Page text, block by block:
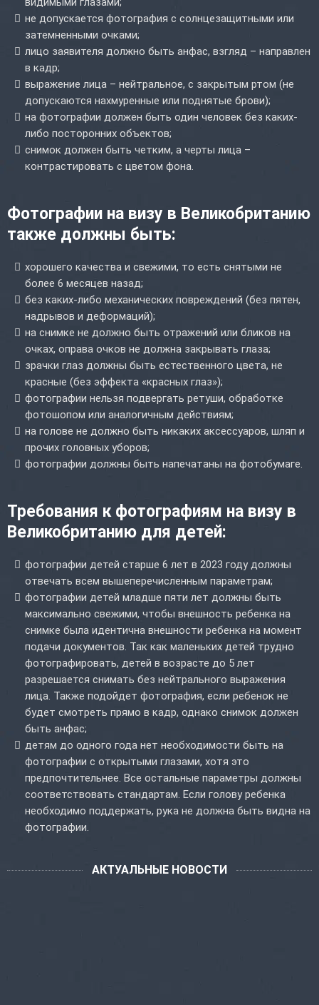
не допускается фотография с солнцезащитными или
затемненными очками;
лицо заявителя должно быть анфас, взгляд – направлен
в кадр;
выражение лица – нейтральное, с закрытым ртом (не
допускаются нахмуренные или поднятые брови);
на фотографии должен быть один человек без каких-
либо посторонних объектов;
снимок должен быть четким, а черты лица –
контрастировать с цветом фона.
Фотографии на визу в Великобританию
также должны быть:
хорошего качества и свежими, то есть снятыми не
более 6 месяцев назад;
без каких-либо механических повреждений (без пятен,
надрывов и деформаций);
на снимке не должно быть отражений или бликов на
очках, оправа очков не должна закрывать глаза;
зрачки глаз должны быть естественного цвета, не
красные (без эффекта «красных глаз»);
фотографии нельзя подвергать ретуши, обработке
фотошопом или аналогичным действиям;
на голове не должно быть никаких аксессуаров, шляп и
прочих головных уборов;
фотографии должны быть напечатаны на фотобумаге.
Требования к фотографиям на визу в
Великобританию для детей:
фотографии детей старше 6 лет в 2023 году должны
отвечать всем вышеперечисленным параметрам;
фотографии детей младше пяти лет должны быть
максимально свежими, чтобы внешность ребенка на
снимке была идентична внешности ребенка на момент
подачи документов. Так как маленьких детей трудно
фотографировать, детей в возрасте до 5 лет
разрешается снимать без нейтрального выражения
лица. Также подойдет фотография, если ребенок не
будет смотреть прямо в кадр, однако снимок должен
быть анфас;
детям до одного года нет необходимости быть на
фотографии с открытыми глазами, хотя это
предпочтительнее. Все остальные параметры должны
соответствовать стандартам. Если голову ребенка
необходимо поддержать, рука не должна быть видна на
фотографии.
АКТУАЛЬНЫЕ НОВОСТИ